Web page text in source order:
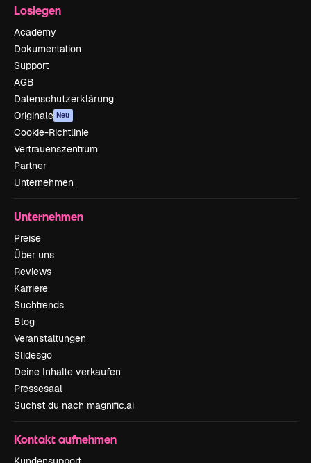
Loslegen
Academy
Dokumentation
Support
AGB
Datenschutzerklärung
Originale Neu
Cookie-Richtlinie
Vertrauenszentrum
Partner
Unternehmen
Unternehmen
Preise
Über uns
Reviews
Karriere
Suchtrends
Blog
Veranstaltungen
Slidesgo
Deine Inhalte verkaufen
Pressesaal
Suchst du nach magnific.ai
Kontakt aufnehmen